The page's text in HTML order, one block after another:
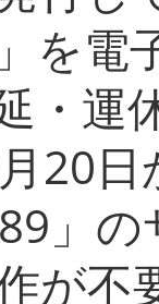
を電
・運
20
」
が不